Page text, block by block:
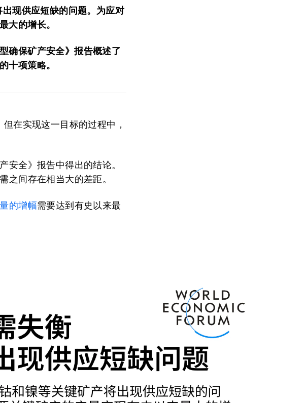
现供应短缺的问题。为应对
大的增长。
确保矿产安全》报告概述了
十项策略。
在实现这一目标的过程中，
安全》报告中得出的结论。
之间存在相当大的差距。
的增幅需要达到有史以来最